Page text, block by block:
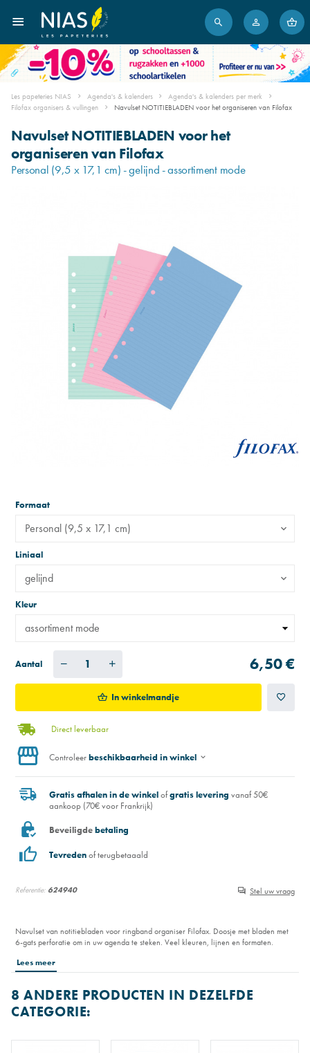
Les papeteries NIAS Agenda's & kalenders
Agenda's & kalenders per merk
Filofax organisers & vullingen
Navulset NOTITIEBLADEN voor het organiseren van Filofax
Navulset NOTITIEBLADEN voor het
organiseren van Filofax
Personal (9,5 x 17,1 cm) - gelijnd - assortiment mode
Referentie: 624940 Stel uw vraag
Navulset van notitiebladen voor ringband organiser Filofax. Doosje met bladen met
6-gats perforatie om in uw agenda te steken. Veel kleuren, lijnen en formaten.
Lees meer
Formaat
Personal (9,5 x 17,1 cm)
Liniaal
gelijnd
Kleur
Aantal 6,50 €
In winkelmandje
Direct leverbaar
Controleerbeschikbaarheid in winkel
Gratis afhalen in de winkelofgratis levering vanaf 50€
aankoop (70€ voor Frankrijk)
Beveiligdebetaling
Tevredenof terugbetaaald
8 ANDERE PRODUCTEN IN DEZELFDE
CATEGORIE: